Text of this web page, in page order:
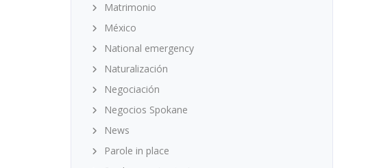
Matrimonio
México
National emergency
Naturalización
Negociación
Negocios Spokane
News
Parole in place